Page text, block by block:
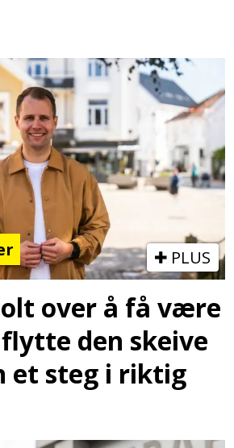
PLUS
over å få være
den skeive
et steg i riktig